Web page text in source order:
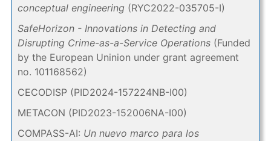
conceptual engineering (RYC2022-035705-I)
SafeHorizon - Innovations in Detecting and
Disrupting Crime-as-a-Service Operations(Funded
by the European Uninion under grant agreement
no. 101168562)
CECODISP (PID2024-157224NB-I00)
METACON (PID2023-152006NA-I00)
COMPASS-AI: Un nuevo marco para los